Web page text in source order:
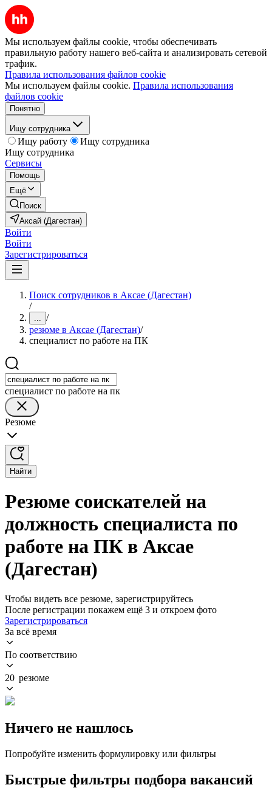
Мы используем файлы cookie, чтобы обеспечивать
правильную работу нашего веб-сайта и анализировать сетевой
трафик.
Правила использования файлов cookie
Мы используем файлы cookie. Правила использования
файлов cookie
Понятно
Ищу сотрудника
Ищу работу
Ищу сотрудника
Ищу сотрудника
Сервисы
Помощь
Ещё
Поиск
Аксай (Дагестан)
Войти
Войти
Зарегистрироваться
Поиск сотрудников в Аксае (Дагестан)
/
... /
резюме в Аксае (Дагестан)/
специалист по работе на ПК
специалист по работе на пк
Резюме
Найти
Резюме соискателей на
должность специалиста по
работе на ПК в Аксае
(Дагестан)
Чтобы видеть все резюме, зарегистрируйтесь
После регистрации покажем ещё 3 и откроем фото
Зарегистрироваться
За всё время
По соответствию
20 резюме
Ничего не нашлось
Попробуйте изменить формулировку или фильтры
Быстрые фильтры подбора вакансий